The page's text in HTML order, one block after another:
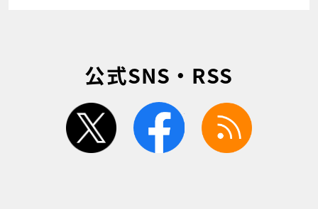
公式SNS・RSS
twitter facebook